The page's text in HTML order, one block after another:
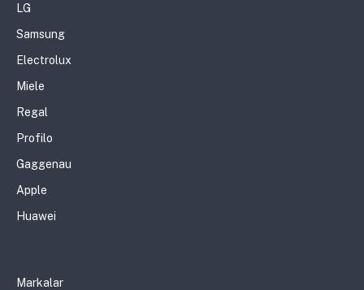
LG
Samsung
Electrolux
Miele
Regal
Profilo
Gaggenau
Apple
Huawei
Markalar